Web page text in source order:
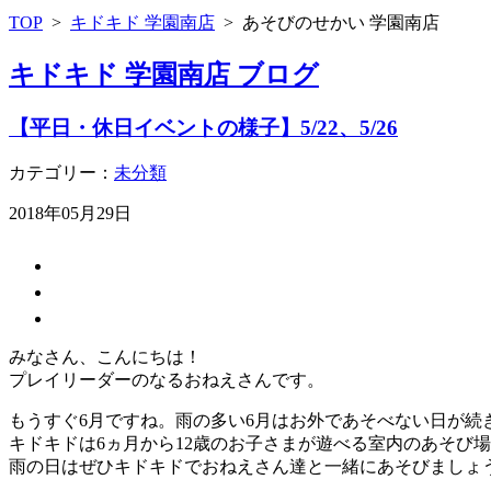
TOP > キドキド 学園南店 > あそびのせかい 学園南店
キドキド 学園南店 ブログ
【平日・休日イベントの様子】5/22、5/26
カテゴリー： 未分類
2018年05月29日
みなさん、こんにちは！
プレイリーダーのなるおねえさんです。
もうすぐ6月ですね。雨の多い6月はお外であそべない日が続
キドキドは6ヵ月から12歳のお子さまが遊べる室内のあそび場
雨の日はぜひキドキドでおねえさん達と一緒にあそびまし